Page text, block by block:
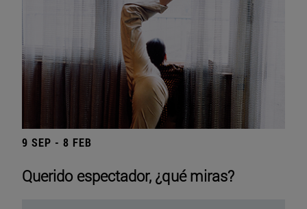
9 SEP - 8 FEB
Querido espectador, ¿qué miras?